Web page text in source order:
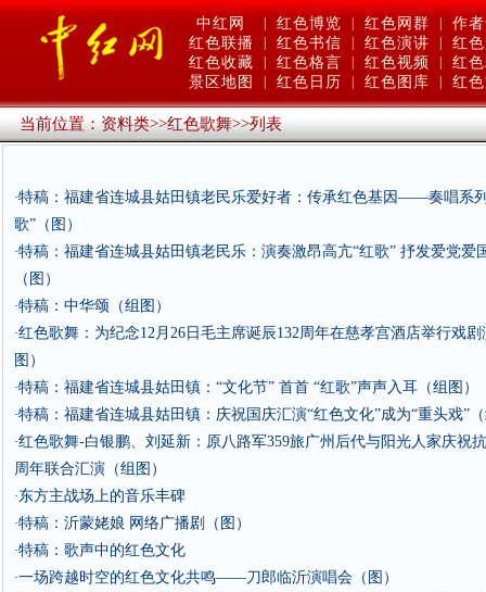
中红网 红色博览 红色网群
作
红色联播
红色书信 红色演讲
红
红色收藏
红色格言 红色视频
红
景区地图
红色日历 红色图库 红
当前位置：资料类>>红色歌舞>>列表
·特稿：福建省连城县姑田镇老民乐爱好者：传承红色基因——奏唱系
歌”（图）
·特稿：福建省连城县姑田镇老民乐：演奏激昂高亢“红歌” 抒发爱党爱
（图）
·特稿：中华颂（组图）
·红色歌舞：为纪念12月26日毛主席诞辰132周年在慈孝宫酒店举行戏
图）
·特稿：福建省连城县姑田镇：“文化节” 首首 “红歌”声声入耳（组图）
·特稿：福建省连城县姑田镇：庆祝国庆汇演“红色文化”成为“重头戏”
·红色歌舞-白银鹏、刘延新：原八路军359旅广州后代与阳光人家庆祝
周年联合汇演（组图）
·东方主战场上的音乐丰碑
·特稿：沂蒙姥娘 网络广播剧（图）
·特稿：歌声中的红色文化
·一场跨越时空的红色文化共鸣——刀郎临沂演唱会（图）